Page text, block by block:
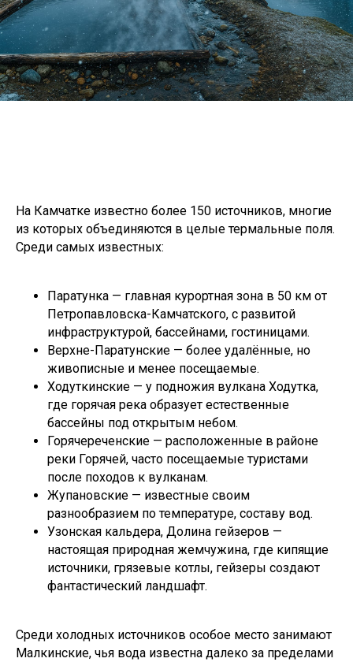
На Камчатке известно более 150 источников, многие
из которых объединяются в целые термальные поля.
Среди самых известных:
Паратунка — главная курортная зона в 50 км от
Петропавловска-Камчатского, с развитой
инфраструктурой, бассейнами, гостиницами.
Верхне-Паратунские — более удалённые, но
живописные и менее посещаемые.
Ходуткинские — у подножия вулкана Ходутка,
где горячая река образует естественные
бассейны под открытым небом.
Горячереченские — расположенные в районе
реки Горячей, часто посещаемые туристами
после походов к вулканам.
Жупановские — известные своим
разнообразием по температуре, составу вод.
Узонская кальдера, Долина гейзеров —
настоящая природная жемчужина, где кипящие
источники, грязевые котлы, гейзеры создают
фантастический ландшафт.
Среди холодных источников особое место занимают
Малкинские, чья вода известна далеко за пределами